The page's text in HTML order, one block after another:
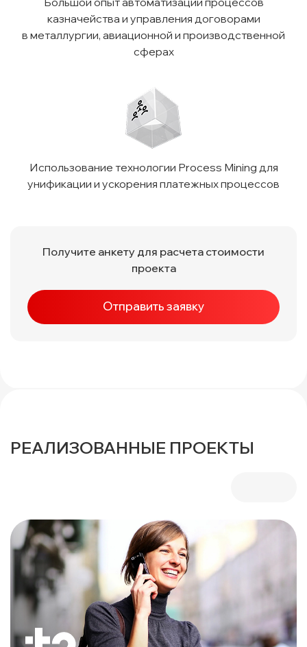
казначейства и управления договорами
в металлургии, авиационной и производственной
сферах
Использование технологии Process Mining для
унификации и ускорения платежных процессов
Получите анкету для расчета стоимости
проекта
Отправить заявку
РЕАЛИЗОВАННЫЕ ПРОЕКТЫ